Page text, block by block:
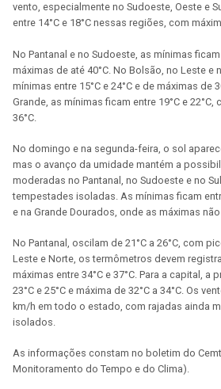
vento, especialmente no Sudoeste, Oeste e
entre 14°C e 18°C nessas regiões, com
No Pantanal e no Sudoeste, as mínimas ficam
máximas de até 40°C. No Bolsão, no Leste e
mínimas entre 15°C e 24°C e de máximas de
Grande, as mínimas ficam entre 19°C e 22°C,
36°C.
No domingo e na segunda-feira, o sol
mas o avanço da umidade mantém a
moderadas no Pantanal, no Sudoeste e no
tempestades isoladas. As mínimas ficam
e na Grande Dourados, onde as máximas não
No Pantanal, oscilam de 21°C a 26°C, com
Leste e Norte, os termômetros devem
máximas entre 34°C e 37°C. Para a capital, a
23°C e 25°C e máxima de 32°C a 34°C. Os
km/h em todo o estado, com rajadas ainda
isolados.
As informações constam no boletim do
Monitoramento do Tempo e do Clima).